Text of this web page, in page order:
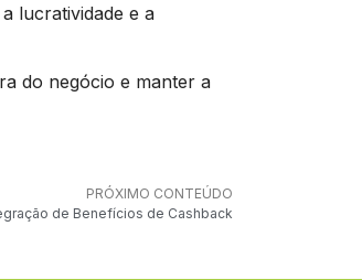
lucratividade e a
do negócio e manter a
PRÓXIMO CONTEÚDO
de Benefícios de Cashback